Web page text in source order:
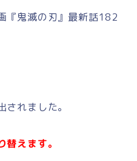
『鬼滅の刃』最新話182
れました。
えます。